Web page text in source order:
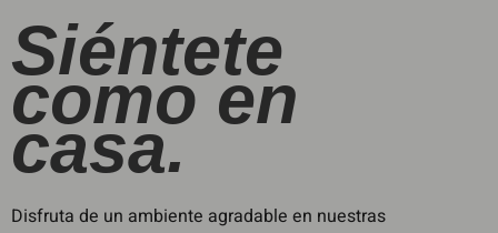
Siéntete
como en
casa.
Disfruta de un ambiente agradable en nuestras